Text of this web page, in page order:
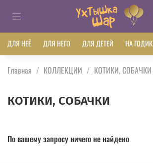
ДЛЯ НЕЁ ДЛЯ НЕГО ДЛЯ ДЕТЕЙ НА ГОДИК
Главная КОЛЛЕКЦИИ КОТИКИ, СОБАЧКИ
КОТИКИ, СОБАЧКИ
По вашему запросу ничего не найдено